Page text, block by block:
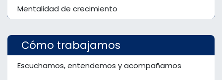
Mentalidad de crecimiento
Cómo trabajamos
Escuchamos, entendemos y acompañamos